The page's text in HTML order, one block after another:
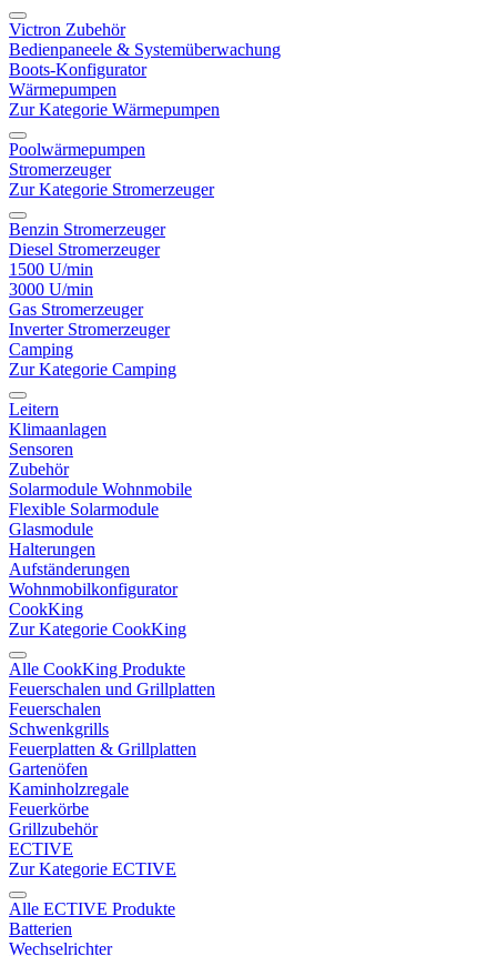
Victron Zubehör
Bedienpaneele & Systemüberwachung
Boots-Konfigurator
Wärmepumpen
Zur Kategorie Wärmepumpen
Poolwärmepumpen
Stromerzeuger
Zur Kategorie Stromerzeuger
Benzin Stromerzeuger
Diesel Stromerzeuger
1500 U/min
3000 U/min
Gas Stromerzeuger
Inverter Stromerzeuger
Camping
Zur Kategorie Camping
Leitern
Klimaanlagen
Sensoren
Zubehör
Solarmodule Wohnmobile
Flexible Solarmodule
Glasmodule
Halterungen
Aufständerungen
Wohnmobilkonfigurator
CookKing
Zur Kategorie CookKing
Alle CookKing Produkte
Feuerschalen und Grillplatten
Feuerschalen
Schwenkgrills
Feuerplatten & Grillplatten
Gartenöfen
Kaminholzregale
Feuerkörbe
Grillzubehör
ECTIVE
Zur Kategorie ECTIVE
Alle ECTIVE Produkte
Batterien
Wechselrichter